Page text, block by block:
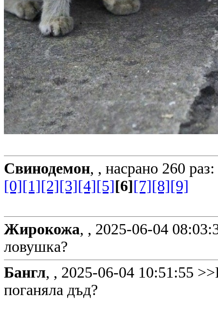
Свинодемон, , насрано 260 раз:
[0][1][2][3][4][5][6][7][8][9]
Жирокожа, , 2025-06-04
ловушка?
Бангл, , 2025-06-04 10:51:55
поганяла дъд?